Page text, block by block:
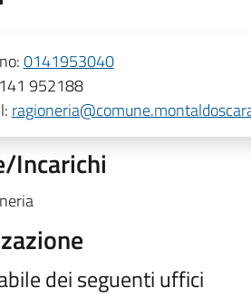
0141953040
952188
Incarichi
dei seguenti uffici